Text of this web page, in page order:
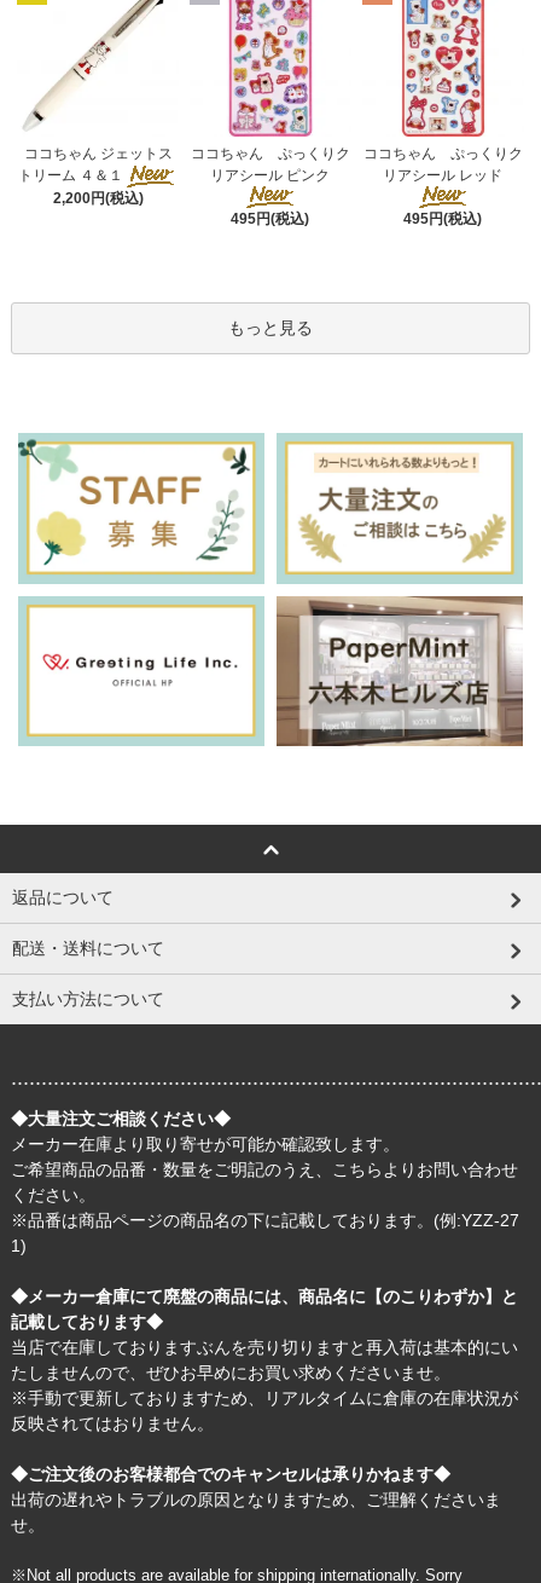
ココちゃん ジェットス
トリーム ４＆１
2,200円(税込)
ココちゃん ぷっくりク
リアシール ピンク
495円(税込)
ココちゃん ぷっくりク
リアシール レッド
495円(税込)
もっと見る
返品について
配送・送料について
支払い方法について
◆大量注文ご相談ください◆
メーカー在庫より取り寄せが可能か確認致します。
ご希望商品の品番・数量をご明記のうえ、
こちら よりお問い合わせ
ください。
※品番は商品ページの商品名の下に記載しております。(例:YZZ-27
1)
◆メーカー倉庫にて廃盤の商品には、商品名に【のこりわずか】と
記載しております◆
当店で在庫しておりますぶんを売り切りますと再入荷は基本的にい
たしませんので、ぜひお早めにお買い求めくださいませ。
※手動で更新しておりますため、リアルタイムに倉庫の在庫状況が
反映されてはおりません。
◆ご注文後のお客様都合でのキャンセルは承りかねます◆
出荷の遅れやトラブルの原因となりますため、ご理解くださいま
せ。
※Not all products are available for shipping internationally. Sorry